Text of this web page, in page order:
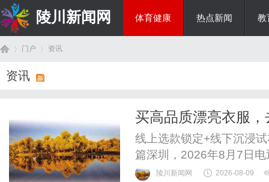
陵川新闻网 体育健康 热点新闻 教
门户 资讯
资讯
买高品质漂亮衣服
线上选款锁定+线下沉浸
篇深圳，2026年8月7日
南油大仓库品牌广告，以
陵川新闻网 2026-08-09